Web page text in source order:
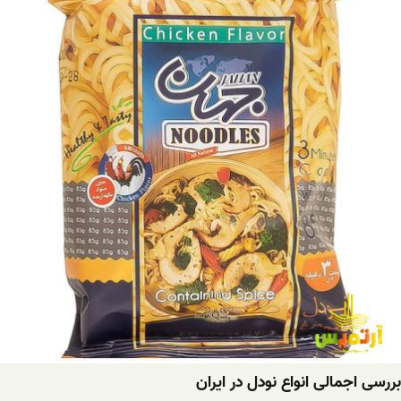
بررسی اجمالی انواع نودل در ایران